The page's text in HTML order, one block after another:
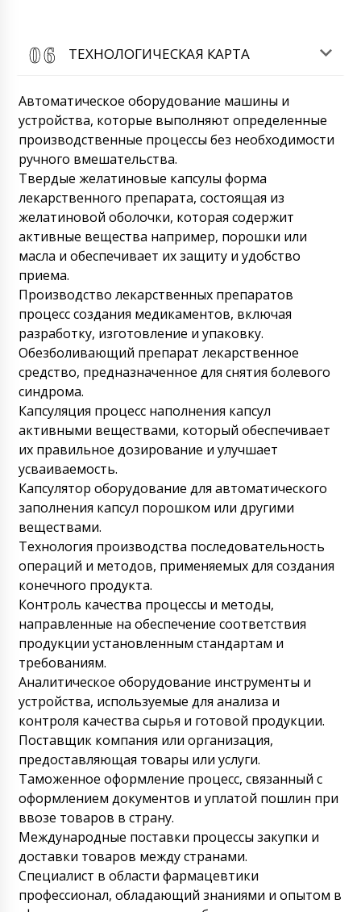
ТЕХНОЛОГИЧЕСКАЯ КАРТА
Автоматическое оборудование машины и
устройства, которые выполняют определенные
производственные процессы без необходимости
ручного вмешательства.
Твердые желатиновые капсулы форма
лекарственного препарата, состоящая из
желатиновой оболочки, которая содержит
активные вещества например, порошки или
масла и обеспечивает их защиту и удобство
приема.
Производство лекарственных препаратов
процесс создания медикаментов, включая
разработку, изготовление и упаковку.
Обезболивающий препарат лекарственное
средство, предназначенное для снятия болевого
синдрома.
Капсуляция процесс наполнения капсул
активными веществами, который обеспечивает
их правильное дозирование и улучшает
усваиваемость.
Капсулятор оборудование для автоматического
заполнения капсул порошком или другими
веществами.
Технология производства последовательность
операций и методов, применяемых для создания
конечного продукта.
Контроль качества процессы и методы,
направленные на обеспечение соответствия
продукции установленным стандартам и
требованиям.
Аналитическое оборудование инструменты и
устройства, используемые для анализа и
контроля качества сырья и готовой продукции.
Поставщик компания или организация,
предоставляющая товары или услуги.
Таможенное оформление процесс, связанный с
оформлением документов и уплатой пошлин при
ввозе товаров в страну.
Международные поставки процессы закупки и
доставки товаров между странами.
Специалист в области фармацевтики
профессионал, обладающий знаниями и опытом в